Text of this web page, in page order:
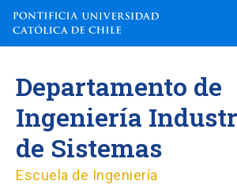
contenido
Departamento de
Ingeniería
de Sistemas
Escuela de Ingeniería